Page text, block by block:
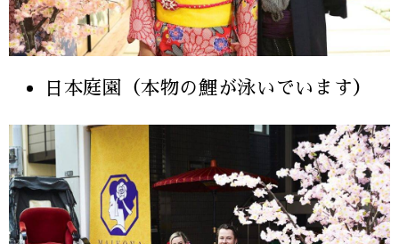
日本庭園（本物の鯉が泳いでいます）